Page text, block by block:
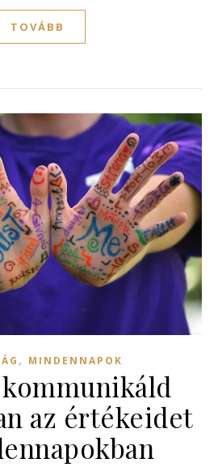
TOVÁBB
, MINDENNAPOK
az értékeidet